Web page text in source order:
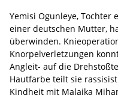
Yemisi Ogunleye, Tochter
einer deutschen Mutter,
überwinden.
Knorpelverletzungen
Angleit- auf die
Hautfarbe teilt sie
Kindheit mit Malaika